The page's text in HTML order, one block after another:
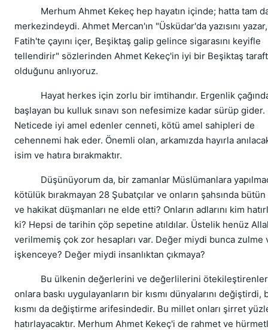
Merhum Ahmet Kekeç hep hayatın içinde; hatta tam
merkezindeydi. Ahmet Mercan'ın "Üsküdar'da yazısını yazar,
Fatih'te çayını içer, Beşiktaş galip gelince sigarasını keyifle
tellendirir" sözlerinden Ahmet Kekeç'in iyi bir Beşiktaş
olduğunu anlıyoruz.
Hayat herkes için zorlu bir imtihandır. Ergenlik
başlayan bu kulluk sınavı son nefesimize kadar sürüp gider.
Neticede iyi amel edenler cenneti, kötü amel sahipleri de
cehennemi hak eder. Önemli olan, arkamızda hayırla
isim ve hatıra bırakmaktır.
Düşünüyorum da, bir zamanlar Müslümanlara
kötülük bırakmayan 28 Şubatçılar ve onların şahsında bütün
ve hakikat düşmanları ne elde etti? Onların adlarını kim
ki? Hepsi de tarihin çöp sepetine atıldılar. Üstelik henüz
verilmemiş çok zor hesapları var. Değer miydi bunca zulme
işkenceye? Değer miydi insanlıktan çıkmaya?
Bu ülkenin değerlerini ve değerlilerini
onlara baskı uygulayanların bir kısmı dünyalarını değiştirdi,
kısmı da değiştirme arifesindedir. Bu millet onları şirret
hatırlayacaktır. Merhum Ahmet Kekeç'i de rahmet ve